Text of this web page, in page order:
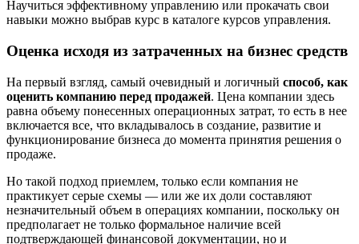
Научиться эффективному управлению или прокачать свои
навыки можно выбрав курс в каталоге курсов управления.
Оценка исходя из затраченных на бизнес средств
На первый взгляд, самый очевидный и логичный способ, как
оценить компанию перед продажей. Цена компании здесь
равна объему понесенных операционных затрат, то есть в нее
включается все, что вкладывалось в создание, развитие и
функционирование бизнеса до момента принятия решения о
продаже.
Но такой подход приемлем, только если компания не
практикует серые схемы — или же их доли составляют
незначительный объем в операциях компании, поскольку он
предполагает не только формальное наличие всей
подтверждающей финансовой документации, но и